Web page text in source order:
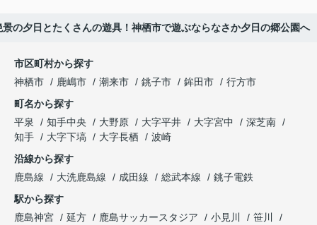
景の夕日とたくさんの遊具！神栖市で遊ぶならなさか夕日の郷公園へ
市区町村から探す
神栖市
鹿嶋市 潮来市 銚子市 鉾田市
行方市
町名から探す
平泉
知手中央 大野原 大字平井 大字宮中
深芝南
知手
大字下塙 大字長栖
波崎
沿線から探す
鹿島線
大洗鹿島線 成田線 総武本線
銚子電鉄
駅から探す
鹿島神宮
延方 鹿島サッカースタジア 小見川
笹川